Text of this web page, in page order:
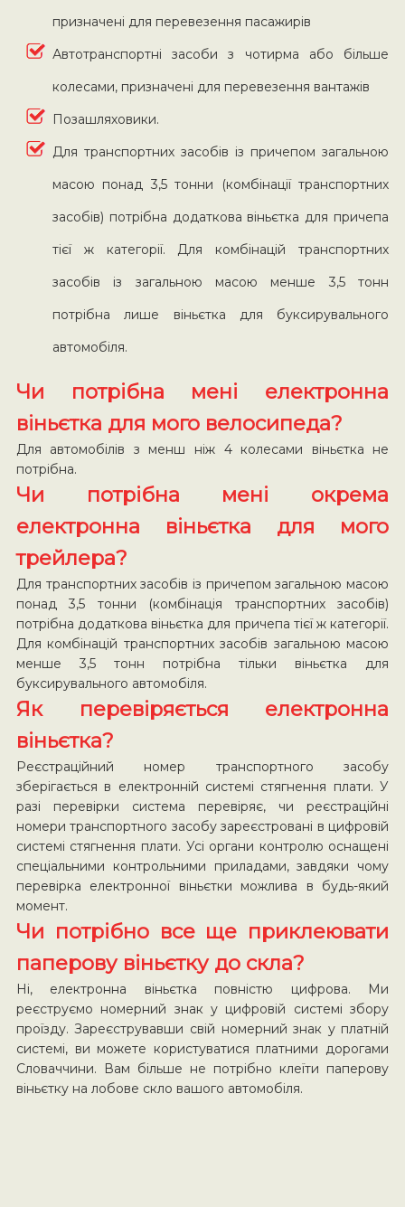
призначені для перевезення пасажирів
Автотранспортні засоби з чотирма або більше
колесами, призначені для перевезення вантажів
Позашляховики.
Для транспортних засобів із причепом загальною
масою понад 3,5 тонни (комбінації транспортних
засобів) потрібна додаткова віньєтка для причепа
тієї ж категорії. Для комбінацій транспортних
засобів із загальною масою менше 3,5 тонн
потрібна лише віньєтка для буксирувального
автомобіля.
Чи потрібна мені електронна
віньєтка для мого велосипеда?
Для автомобілів з менш ніж 4 колесами віньєтка не
потрібна.
Чи потрібна мені окрема
електронна віньєтка для мого
трейлера?
Для транспортних засобів із причепом загальною масою
понад 3,5 тонни (комбінація транспортних засобів)
потрібна додаткова віньєтка для причепа тієї ж категорії.
Для комбінацій транспортних засобів загальною масою
менше 3,5 тонн потрібна тільки віньєтка для
буксирувального автомобіля.
Як перевіряється електронна
віньєтка?
Реєстраційний номер транспортного засобу
зберігається в електронній системі стягнення плати. У
разі перевірки система перевіряє, чи реєстраційні
номери транспортного засобу зареєстровані в цифровій
системі стягнення плати. Усі органи контролю оснащені
спеціальними контрольними приладами, завдяки чому
перевірка електронної віньєтки можлива в будь-який
момент.
Чи потрібно все ще приклеювати
паперову віньєтку до скла?
Ні, електронна віньєтка повністю цифрова. Ми
реєструємо номерний знак у цифровій системі збору
проїзду. Зареєструвавши свій номерний знак у платній
системі, ви можете користуватися платними дорогами
Словаччини. Вам більше не потрібно клеїти паперову
віньєтку на лобове скло вашого автомобіля.